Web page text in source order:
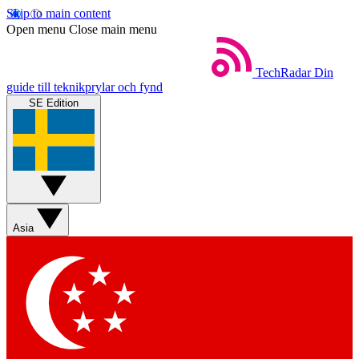
Skip to main content
Open menu Close main menu
TechRadar Din
guide till teknikprylar och fynd
SE Edition
Asia